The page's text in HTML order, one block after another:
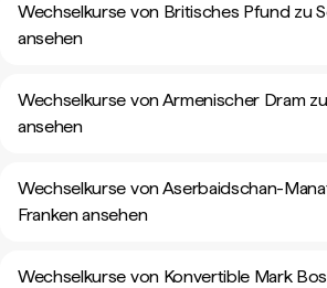
Wechselkurse von Britisches Pfund zu
ansehen
Wechselkurse von Armenischer Dram
ansehen
Wechselkurse von Aserbaidschan-
Franken ansehen
Wechselkurse von Konvertible Mark